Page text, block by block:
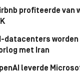
profiteerde van
datacenters worden
met Iran
leverde